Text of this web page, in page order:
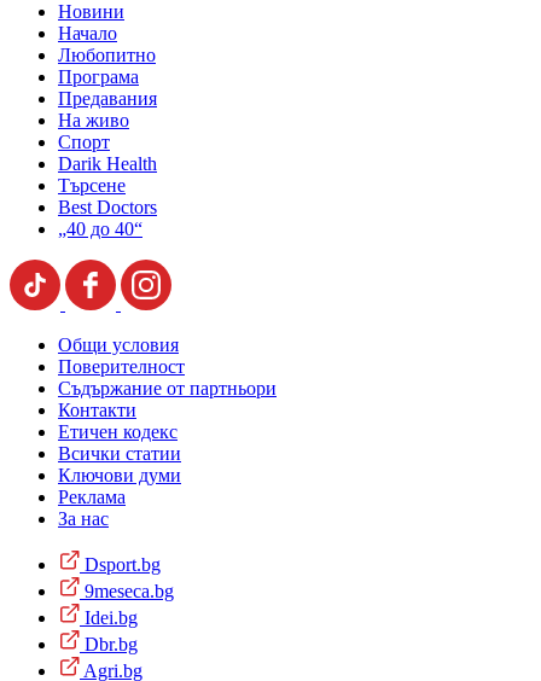
Новини
Начало
Любопитно
Програма
Предавания
На живо
Спорт
Darik Health
Търсене
Best Doctors
„40 до 40“
Общи условия
Поверителност
Съдържание от партньори
Контакти
Етичен кодекс
Всички статии
Ключови думи
Реклама
За нас
Dsport.bg
9meseca.bg
Idei.bg
Dbr.bg
Agri.bg